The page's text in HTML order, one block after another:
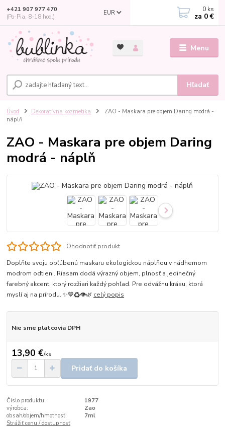
Menu
EUR
Hľadať
+421 907 977 470
(Po-Pia, 8-18 hod.)
0 ks
za 0 €
Úvod Dekoratívna kozmetika
ZAO - Maskara pre objem Daring modrá -
náplň
ZAO - Maskara pre objem Daring
modrá - náplň
Ohodnotiť produkt
Doplňte svoju obľúbenú maskaru ekologickou náplňou v nádhernom
modrom odtieni. Riasam dodá výrazný objem, plnosť a jedinečný
farebný akcent, ktorý rozžiari každý pohľad. Pre odvážnu krásu, ktorá
myslí aj na prírodu. ✨💙♻️👁️🌿 celý popis
Nie sme platcovia DPH
13,90 €/ks
Pridať do košíka
Číslo produktu:
1977
výrobca:
Zao
obsah/objem/hmotnosť:
7ml
Strážiť cenu / dostupnosť